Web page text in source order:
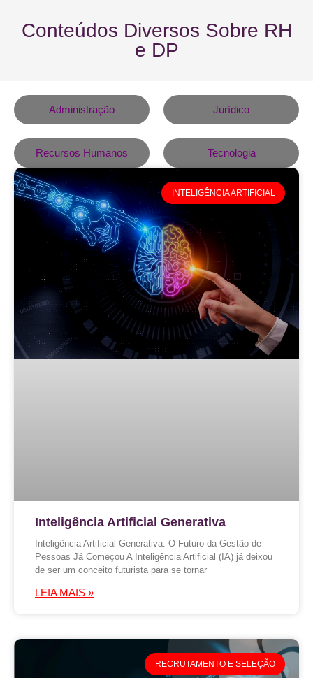
Conteúdos Diversos Sobre RH
e DP
Administração Jurídico
Recursos Humanos Tecnologia
INTELIGÊNCIA ARTIFICIAL
Inteligência Artificial Generativa
Inteligência Artificial Generativa: O Futuro da Gestão de
Pessoas Já Começou A Inteligência Artificial (IA) já deixou
de ser um conceito futurista para se tornar
LEIA MAIS »
RECRUTAMENTO E SELEÇÃO